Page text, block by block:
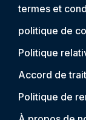
termes et
politique de
Politique
Accord de
Politique de